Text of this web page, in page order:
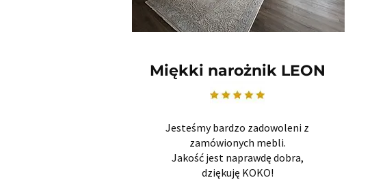
Miękki narożnik LEON
Jesteśmy bardzo zadowoleni z
zamówionych mebli.
Jakość jest naprawdę dobra,
dziękuję KOKO!